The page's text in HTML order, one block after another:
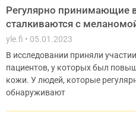
Регулярно принимающие
сталкиваются с
yle.fi
05.01.2023
В исследовании приняли
пациентов, у которых был
кожи. У людей, которые
обнаруживают